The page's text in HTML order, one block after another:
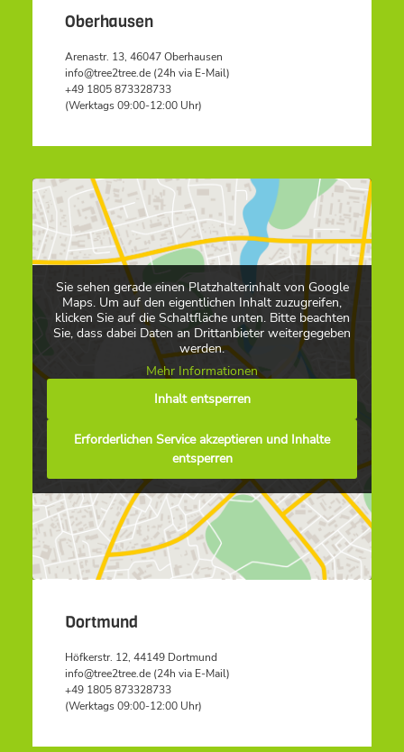
Oberhausen
Arenastr. 13, 46047 Oberhausen
info@tree2tree.de (24h via E-Mail)
+49 1805 873328733
(Werktags 09:00-12:00 Uhr)
Sie sehen gerade einen Platzhalterinhalt von Google
Maps. Um auf den eigentlichen Inhalt zuzugreifen,
klicken Sie auf die Schaltfläche unten. Bitte beachten
Sie, dass dabei Daten an Drittanbieter weitergegeben
werden.
Mehr Informationen
Inhalt entsperren
Erforderlichen Service akzeptieren und Inhalte
entsperren
Dortmund
Höfkerstr. 12, 44149 Dortmund
info@tree2tree.de (24h via E-Mail)
+49 1805 873328733
(Werktags 09:00-12:00 Uhr)